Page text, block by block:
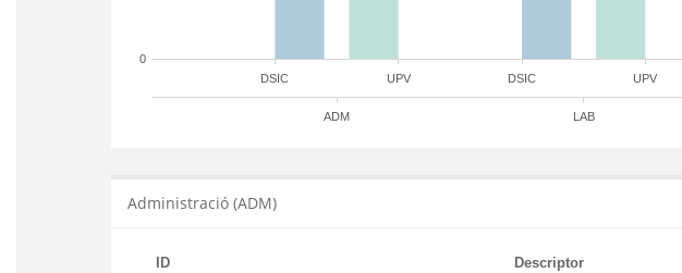
DSIC DSIC
UPV UPV
ADM LAB
0
Administració (ADM)
ID Descriptor